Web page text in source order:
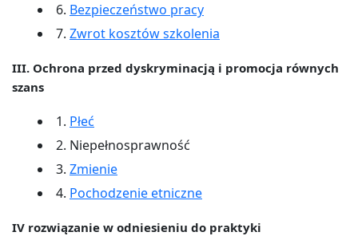
6. Bezpieczeństwo pracy
7. Zwrot kosztów szkolenia
III. Ochrona przed dyskryminacją i promocja równych
szans
1. Płeć
2. Niepełnosprawność
3. Zmienie
4. Pochodzenie etniczne
IV rozwiązanie w odniesieniu do praktyki